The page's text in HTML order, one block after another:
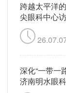
跨越太平洋
尖眼科中心
深化“一带
济南明水眼